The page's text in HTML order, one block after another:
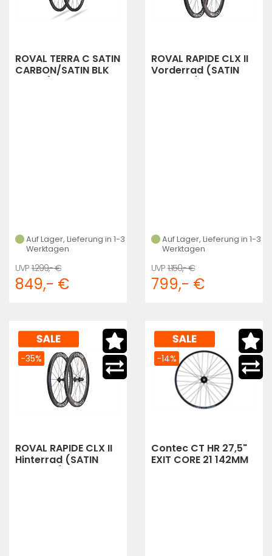
ROVAL TERRA C SATIN
CARBON/SATIN BLK
Auf Lager, Lieferung in 1-3
Werktagen
1.299,- €
849,- €
ROVAL RAPIDE CLX II
Vorderrad (SATIN
Auf Lager, Lieferung in 1-3
Werktagen
1.150,- €
799,- €
ROVAL RAPIDE CLX II
Hinterrad (SATIN
-35%
Contec CT HR 27,5"
EXIT CORE 21 142MM
-14%